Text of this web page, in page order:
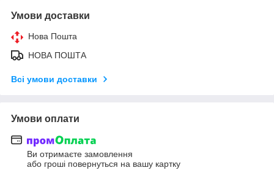
Умови доставки
Нова Пошта
НОВА ПОШТА
Всі умови доставки
Умови оплати
Ви отримаєте замовлення
або гроші повернуться на вашу картку